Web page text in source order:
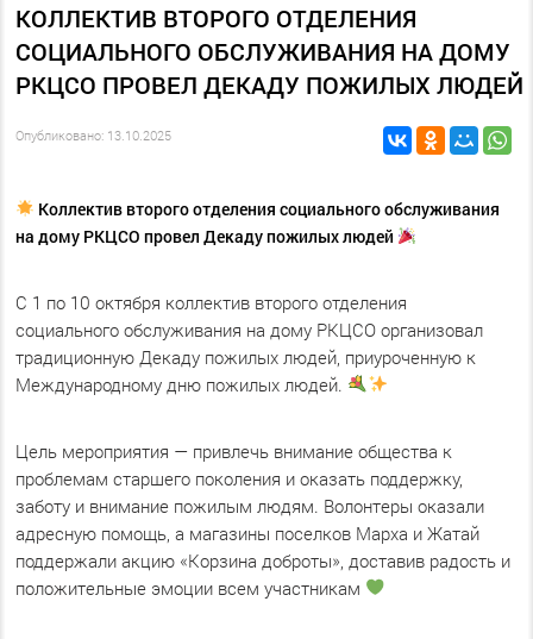
КОЛЛЕКТИВ ВТОРОГО ОТДЕЛЕНИЯ
СОЦИАЛЬНОГО ОБСЛУЖИВАНИЯ НА ДОМУ
РКЦСО ПРОВЕЛ ДЕКАДУ ПОЖИЛЫХ ЛЮДЕЙ
Опубликовано: 13.10.2025
Коллектив второго отделения социального обслуживания
на дому РКЦСО провел Декаду пожилых людей
С 1 по 10 октября коллектив второго отделения
социального обслуживания на дому РКЦСО организовал
традиционную Декаду пожилых людей, приуроченную к
Международному дню пожилых людей.
Цель мероприятия — привлечь внимание общества к
проблемам старшего поколения и оказать поддержку,
заботу и внимание пожилым людям. Волонтеры оказали
адресную помощь, а магазины поселков Марха и Жатай
поддержали акцию «Корзина доброты», доставив радость и
положительные эмоции всем участникам